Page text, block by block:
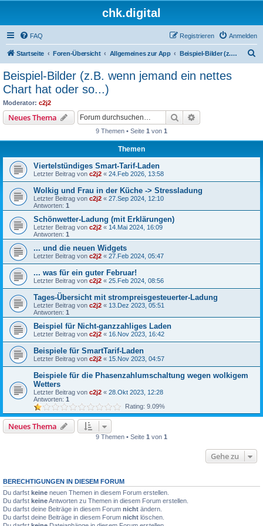
chk.digital
FAQ Anmelden
Registrieren
Startseite Foren-Übersicht Allgemeines zur App Beispiel-Bilder (z.B. wenn jemand ein nettes Chart hat oder so...)
Beispiel-Bilder (z.B. wenn jemand ein nettes
Chart hat oder so...)
Moderator: c2j2
Neues Thema Suche
9 Themen • Seite 1 von 1
Themen
Viertelstündiges Smart-Tarif-Laden
Letzter Beitrag von c2j2 « 24.Feb 2026, 13:58
Wolkig und Frau in der Küche -> Stressladung
Letzter Beitrag von c2j2 « 27.Sep 2024, 12:10
Antworten: 1
Schönwetter-Ladung (mit Erklärungen)
Letzter Beitrag von c2j2 « 14.Mai 2024, 16:09
Antworten: 1
... und die neuen Widgets
Letzter Beitrag von c2j2 « 27.Feb 2024, 05:47
... was für ein guter Februar!
Letzter Beitrag von c2j2 « 25.Feb 2024, 08:56
Tages-Übersicht mit strompreisgesteuerter-Ladung
Letzter Beitrag von c2j2 « 13.Dez 2023, 05:51
Antworten: 1
Beispiel für Nicht-ganzzahliges Laden
Letzter Beitrag von c2j2 « 16.Nov 2023, 16:42
Beispiele für SmartTarif-Laden
Letzter Beitrag von c2j2 « 15.Nov 2023, 04:57
Beispiele für die Phasenzahlumschaltung wegen wolkigem
Wetters
Letzter Beitrag von c2j2 « 28.Okt 2023, 12:28
Antworten: 1
Rating: 9.09%
Neues Thema
9 Themen • Seite 1 von 1
Gehe zu
BERECHTIGUNGEN IN DIESEM FORUM
Du darfst keine neuen Themen in diesem Forum erstellen.
Du darfst keineAntworten zu Themen in diesem Forum erstellen.
Du darfst deine Beiträge in diesem Forum nicht ändern.
Du darfst deine Beiträge in diesem Forum nicht löschen.